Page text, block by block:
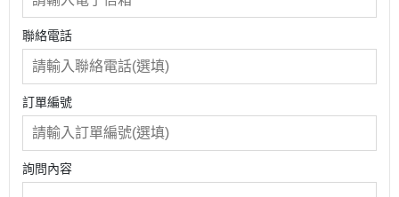
聯絡電話
訂單編號
詢問內容